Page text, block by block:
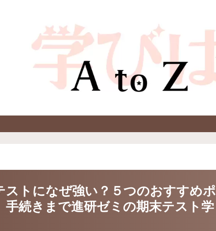
ストになぜ強い？５つのおすすめポ
手続きまで進研ゼミの期末テスト学